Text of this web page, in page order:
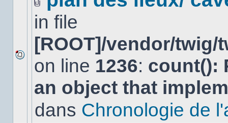
Aucun
nouveau
message
non-
dans
Fichier(s)
joint(s)
in file
[ROOT]/vendor/
on line 1236: count():
an object that
dans Chronologie de